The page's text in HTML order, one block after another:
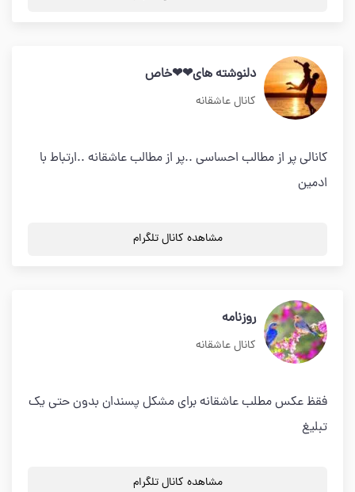
دلنوشته های❤❤خاص
کانال عاشقانه
کانالی پر از مطالب احساسی ..پر از مطالب عاشقانه ..ارتباط با
ادمین
مشاهده کانال تلگرام
روزنامه
کانال عاشقانه
فقظ عکس مطلب عاشقانه برای مشکل پسندان بدون حتی یک
تبلیغ
مشاهده کانال تلگرام